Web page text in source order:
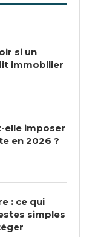
si un
immobilier
elle imposer
en 2026 ?
: ce qui
simples